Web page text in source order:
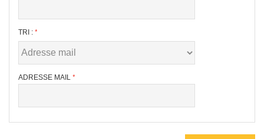
TRI :
ADRESSE MAIL